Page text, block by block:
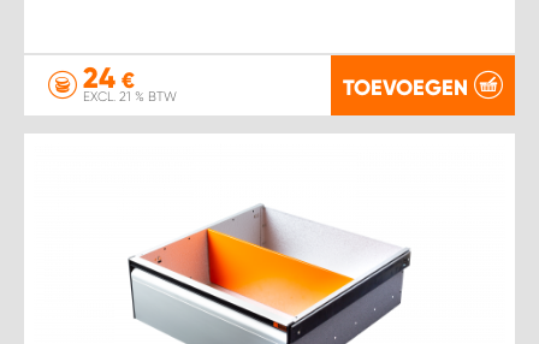
24 €
EXCL. 21 % BTW TOEVOEGEN
WORK SYSTEM ZWARTEBROEK